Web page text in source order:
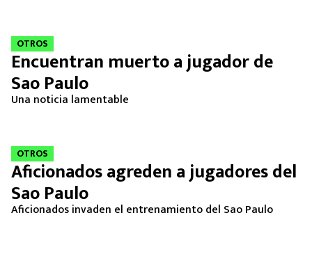
OTROS
Encuentran muerto a jugador de
Sao Paulo
Una noticia lamentable
OTROS
Aficionados agreden a jugadores del
Sao Paulo
Aficionados invaden el entrenamiento del Sao Paulo